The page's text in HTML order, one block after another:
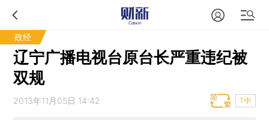
政经
辽宁广播电视台原台长严重违纪被
双规
2013年11月05日 14:42 T中